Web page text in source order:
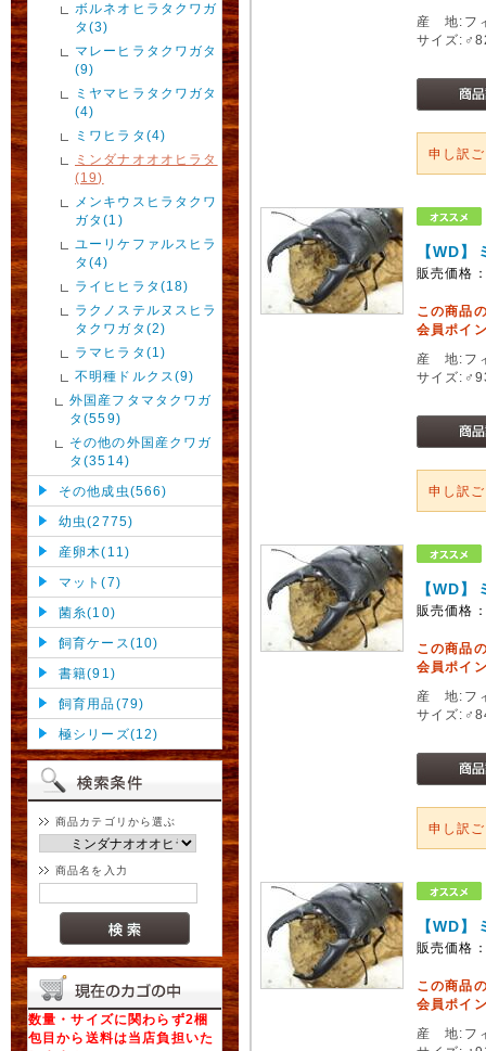
ボルネオヒラタクワガ
タ(3)
マレーヒラタクワガタ
(9)
ミヤマヒラタクワガタ
(4)
ミワヒラタ(4)
ミンダナオオオヒラタ
(19)
メンキウスヒラタクワ
ガタ(1)
ユーリケファルスヒラ
タ(4)
ライヒヒラタ(18)
ラクノステルヌスヒラ
タクワガタ(2)
ラマヒラタ(1)
不明種ドルクス(9)
外国産フタマタクワガ
タ(559)
その他の外国産クワガ
タ(3514)
その他成虫(566)
幼虫(2775)
産卵木(11)
マット(7)
菌糸(10)
飼育ケース(10)
書籍(91)
飼育用品(79)
極シリーズ(12)
商品カテゴリから選ぶ
商品名を入力
数量・サイズに関わらず2梱
包目から送料は当店負担いた
産 地:フ
サイズ
申し訳
【WD
販売価格
この商品
会員ポイ
産 地:フ
サイズ
申し訳
【WD
販売価格
この商品
会員ポイ
産 地:フ
サイズ
申し訳
【WD
販売価格
この商品
会員ポイ
産 地:フ